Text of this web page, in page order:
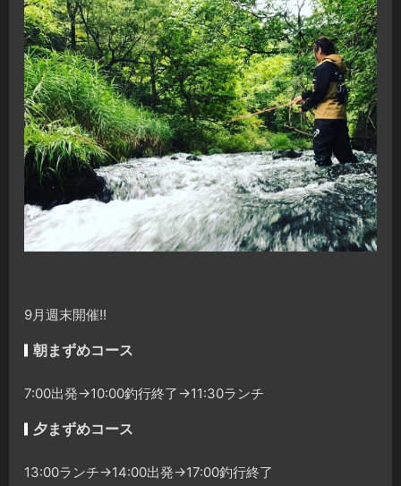
9月週末開催!!
朝まずめコース
7:00出発→10:00釣行終了→11:30ランチ
夕まずめコース
13:00ランチ→14:00出発→17:00釣行終了